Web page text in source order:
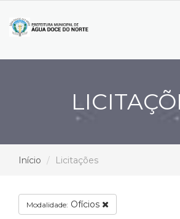
Início Licitações
Modalidade: Ofícios